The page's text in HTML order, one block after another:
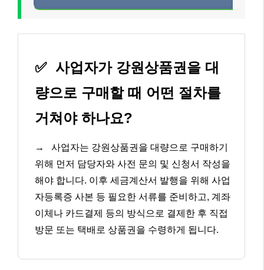
✅ 사업자가 강원상품권을 대
량으로 구매할 때 어떤 절차를
거쳐야 하나요?
→
사업자는 강원상품권을 대량으로 구매하기
위해 먼저 담당자와 사전 문의 및 신청서 작성을
해야 합니다. 이후 세금계산서 발행을 위해 사업
자등록증 사본 등 필요한 서류를 준비하고, 계좌
이체나 카드결제 등의 방식으로 결제한 후 직접
방문 또는 택배로 상품권을 수령하게 됩니다.